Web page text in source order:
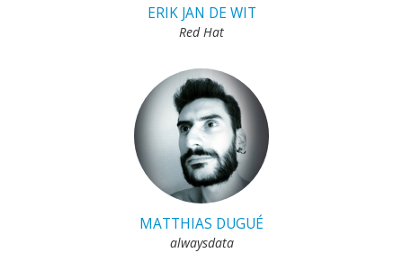
ERIK JAN DE WIT
Red Hat
MATTHIAS DUGUÉ
alwaysdata